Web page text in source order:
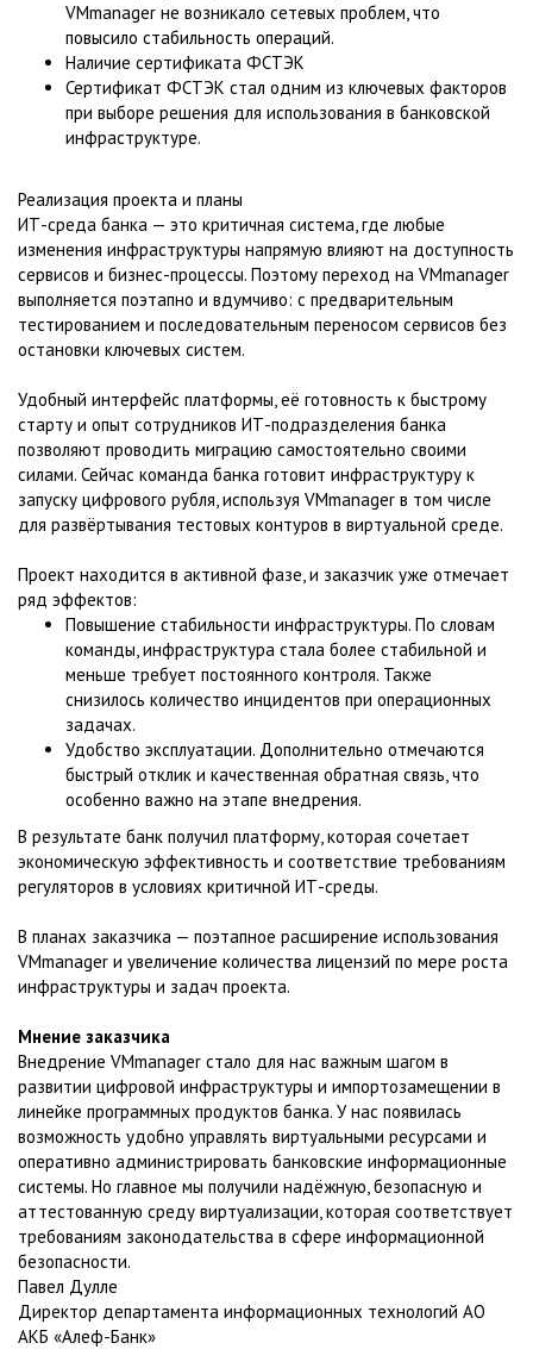
VMmanager не возникало сетевых проблем, что
повысило стабильность операций.
Наличие сертификата ФСТЭК
Сертификат ФСТЭК стал одним из ключевых факторов
при выборе решения для использования в банковской
инфраструктуре.
Реализация проекта и планы
ИТ-среда банка — это критичная система, где любые
изменения инфраструктуры напрямую влияют на доступность
сервисов и бизнес-процессы. Поэтому переход на VMmanager
выполняется поэтапно и вдумчиво: с предварительным
тестированием и последовательным переносом сервисов без
остановки ключевых систем.
Удобный интерфейс платформы, её готовность к быстрому
старту и опыт сотрудников ИТ-подразделения банка
позволяют проводить миграцию самостоятельно своими
силами. Сейчас команда банка готовит инфраструктуру к
запуску цифрового рубля, используя VMmanager в том числе
для развёртывания тестовых контуров в виртуальной среде.
Проект находится в активной фазе, и заказчик уже отмечает
ряд эффектов:
Повышение стабильности инфраструктуры. По словам
команды, инфраструктура стала более стабильной и
меньше требует постоянного контроля. Также
снизилось количество инцидентов при операционных
задачах.
Удобство эксплуатации. Дополнительно отмечаются
быстрый отклик и качественная обратная связь, что
особенно важно на этапе внедрения.
В результате банк получил платформу, которая сочетает
экономическую эффективность и соответствие требованиям
регуляторов в условиях критичной ИТ-среды.
В планах заказчика — поэтапное расширение использования
VMmanager и увеличение количества лицензий по мере роста
инфраструктуры и задач проекта.
Мнение заказчика
Внедрение VMmanager стало для нас важным шагом в
развитии цифровой инфраструктуры и импортозамещении в
линейке программных продуктов банка. У нас появилась
возможность удобно управлять виртуальными ресурсами и
оперативно администрировать банковские информационные
системы. Но главное мы получили надёжную, безопасную и
аттестованную среду виртуализации, которая соответствует
требованиям законодательства в сфере информационной
безопасности.
Павел Дулле
Директор департамента информационных технологий АО
АКБ «Алеф-Банк»